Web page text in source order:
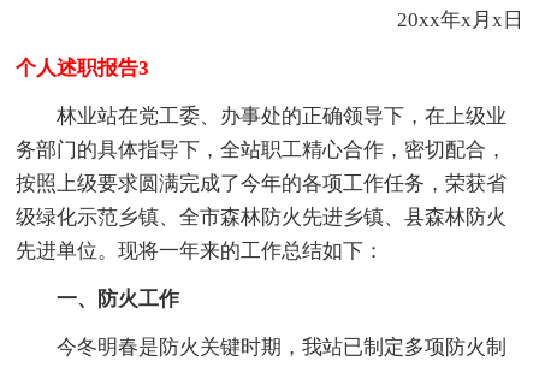
20xx年x月x日
个人述职报告3
林业站在党工委、办事处的正确领导下，在上级业
务部门的具体指导下，全站职工精心合作，密切配合，
按照上级要求圆满完成了今年的各项工作任务，荣获省
级绿化示范乡镇、全市森林防火先进乡镇、县森林防火
先进单位。现将一年来的工作总结如下：
一、防火工作
今冬明春是防火关键时期，我站已制定多项防火制